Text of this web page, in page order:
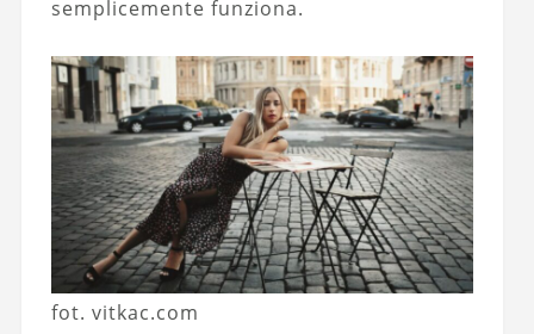
semplicemente funziona.
fot. vitkac.com